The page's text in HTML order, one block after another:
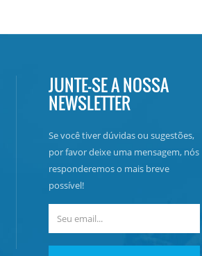
JUNTE-SE A NOSSA
NEWSLETTER
Se você tiver dúvidas ou sugestões,
por favor deixe uma mensagem, nós
responderemos o mais breve
possível!